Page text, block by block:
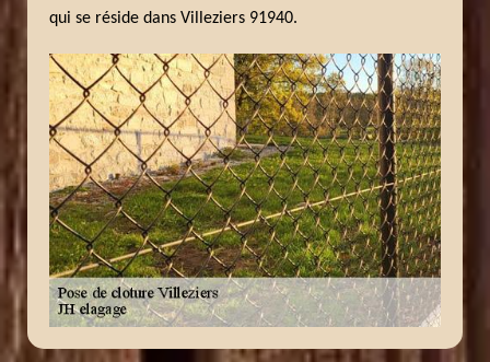
qui se réside dans Villeziers 91940.